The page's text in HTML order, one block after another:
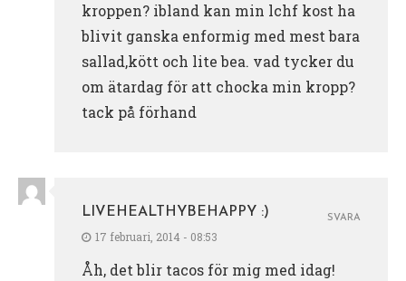
kroppen? ibland kan min lchf kost ha
blivit ganska enformig med mest bara
sallad,kött och lite bea. vad tycker du
om ätardag för att chocka min kropp?
tack på förhand
LIVEHEALTHYBEHAPPY :)
17 februari, 2014 - 08:53
Åh, det blir tacos för mig med idag!
SVARA